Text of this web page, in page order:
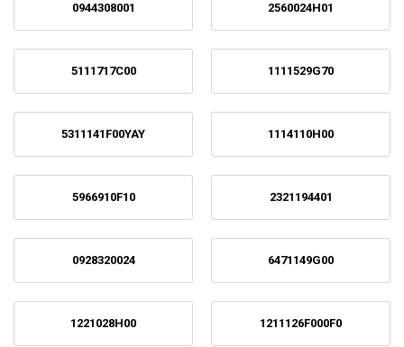
0944308001 2560024H01
5111717C00 1111529G70
5311141F00YAY 1114110H00
5966910F10 2321194401
0928320024 6471149G00
1221028H00 1211126F000F0